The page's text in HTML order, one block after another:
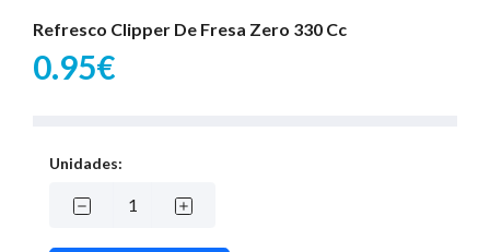
Refresco Clipper De Fresa Zero 330 Cc
0.95€
Unidades: